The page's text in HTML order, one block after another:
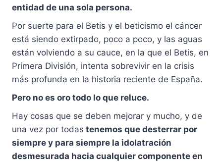
entidad de una sola persona.
Por suerte para el Betis y el beticismo el cáncer
está siendo extirpado, poco a poco, y las aguas
están volviendo a su cauce, en la que el Betis, en
Primera División, intenta sobrevivir en la crisis
más profunda en la historia reciente de España.
Pero no es oro todo lo que reluce.
Hay cosas que se deben mejorar y mucho, y de
una vez por todas tenemos que desterrar por
siempre y para siempre la idolatración
desmesurada hacia cualquier componente en